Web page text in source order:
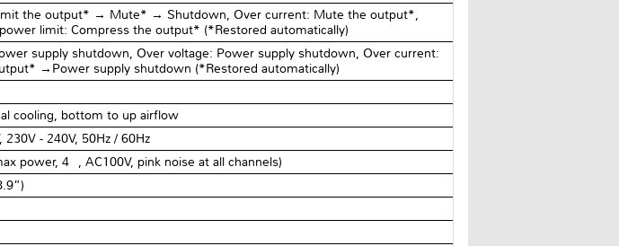
the output* → Mute* → Shutdown, Over current: Mute the output*,
limit: Compress the output* (*Restored automatically)
supply shutdown, Over voltage: Power supply shutdown, Over current:
→Power supply shutdown (*Restored automatically)
cooling, bottom to up airflow
230V - 240V, 50Hz / 60Hz
power, 4Ω, AC100V, pink noise at all channels)